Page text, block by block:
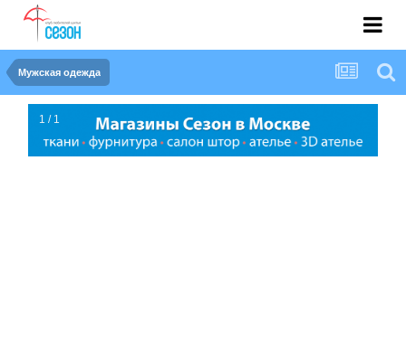
Мужская одежда
1 / 1